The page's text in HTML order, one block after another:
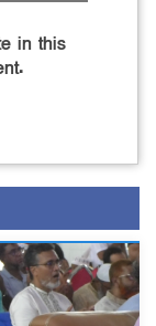
in this